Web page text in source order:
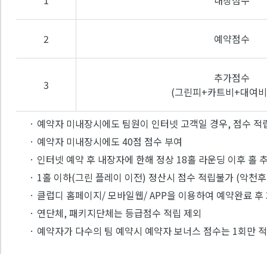
2 예약점수
3
추가점수
(그린피+카트비+대여
· 예약자 미내장시에도 팀원이 인터넷 고객일 경우, 점수
· 예약자 미내장시에도 40점 점수 부여
· 인터넷 예약 후 내장자에 한해 정상 18홀 라운딩 이후 홀
· 1홀 이하(그린 플레이 이전) 정산시 점수 적립불가 (악천
· 클럽디 홈페이지/ 모바일웹/ APP을 이용하여 예약완료
· 연단체, 패키지단체는 등급점수 적립 제외
· 예약자가 다수의 팀 예약시 예약자 보너스 점수는 1회만